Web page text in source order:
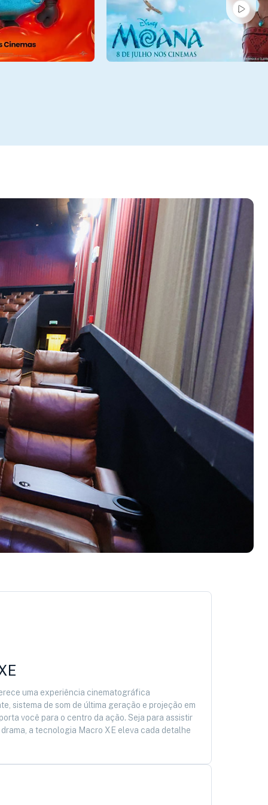
uma experiência cinematográfica
sistema de som de última geração e projeção em
você para o centro da ação. Seja para assistir
a tecnologia Macro XE eleva cada detalhe